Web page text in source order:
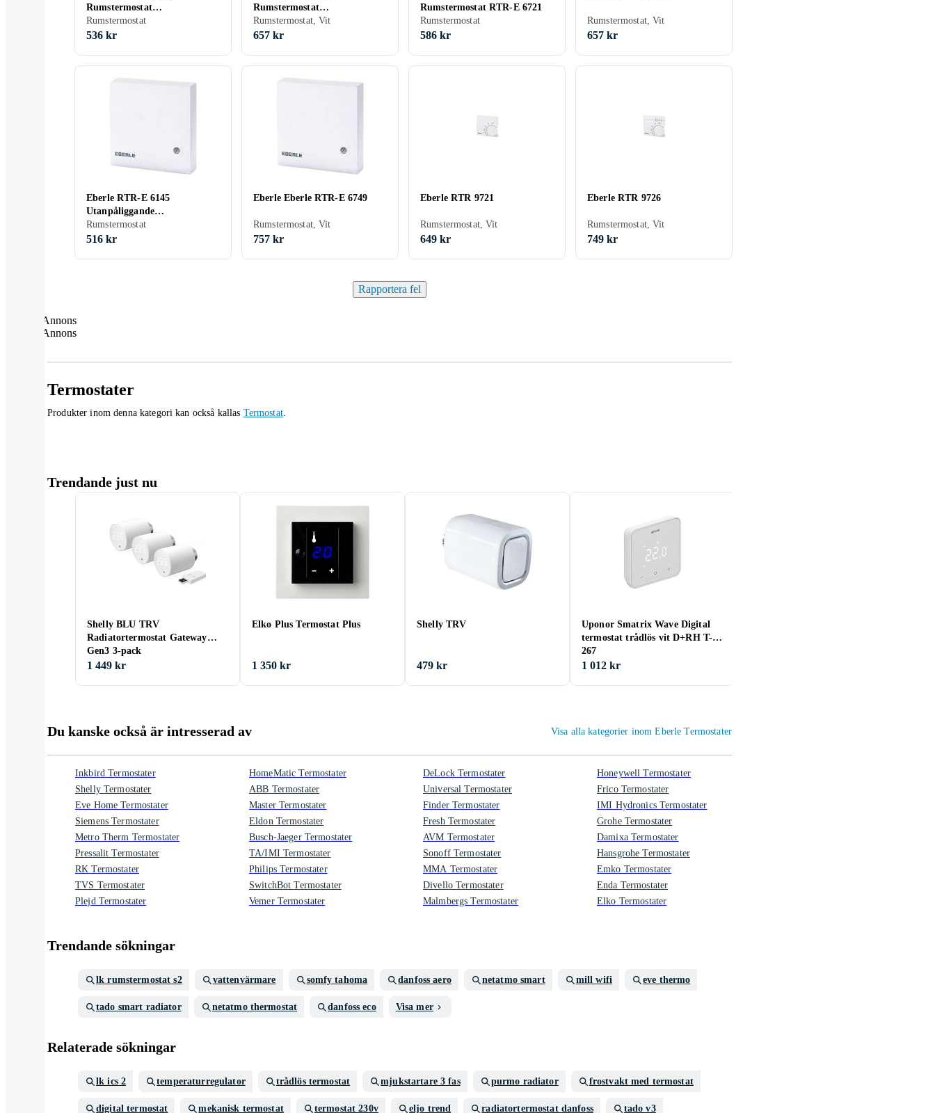
Rumstermostat
Utanpåliggande 5 till
Rumstermostat
536 kr
Rumstermostat
Utanpåliggande 5 till
Rumstermostat, Vit
657 kr
Rumstermostat RTR-E 6721
Rumstermostat
586 kr
Rumstermostat, Vit
657 kr
Eberle RTR-E 6145
Utanpåliggande
rumstermostat 5 till
Rumstermostat
516 kr
Eberle Eberle RTR-E 6749
Rumstermostat, Vit
757 kr
Eberle RTR 9721
Rumstermostat, Vit
649 kr
Eberle RTR 9726
Rumstermostat, Vit
749 kr
Rapportera fel
Annons
Annons
Termostater
Produkter inom denna kategori kan också kallas Termostat.
Trendande just nu
Shelly BLU TRV
Radiatortermostat Gateway
Gen3 3-pack
1 449 kr
Elko Plus Termostat Plus
1 350 kr
Shelly TRV
479 kr
Uponor Smatrix Wave Digital
termostat trådlös vit D+RH T-
267
1 012 kr
Du kanske också är intresserad av Visa alla kategorier inom Eberle Termostater
Inkbird Termostater
Shelly Termostater
Eve Home Termostater
Siemens Termostater
Metro Therm Termostater
Pressalit Termostater
RK Termostater
TVS Termostater
Plejd Termostater
HomeMatic Termostater
ABB Termostater
Master Termostater
Eldon Termostater
Busch-Jaeger Termostater
TA/IMI Termostater
Philips Termostater
SwitchBot Termostater
Vemer Termostater
DeLock Termostater
Universal Termostater
Finder Termostater
Fresh Termostater
AVM Termostater
Sonoff Termostater
MMA Termostater
Divello Termostater
Malmbergs Termostater
Honeywell Termostater
Frico Termostater
IMI Hydronics Termostater
Grohe Termostater
Damixa Termostater
Hansgrohe Termostater
Emko Termostater
Enda Termostater
Elko Termostater
Trendande sökningar
lk rumstermostat s2 vattenvärmare somfy tahoma danfoss aero netatmo smart mill wifi eve thermo
tado smart radiator netatmo thermostat danfoss eco Visa mer
Relaterade sökningar
lk ics 2 temperaturregulator trådlös termostat mjukstartare 3 fas purmo radiator frostvakt med termostat
digital termostat mekanisk termostat termostat 230v eljo trend radiatortermostat danfoss tado v3